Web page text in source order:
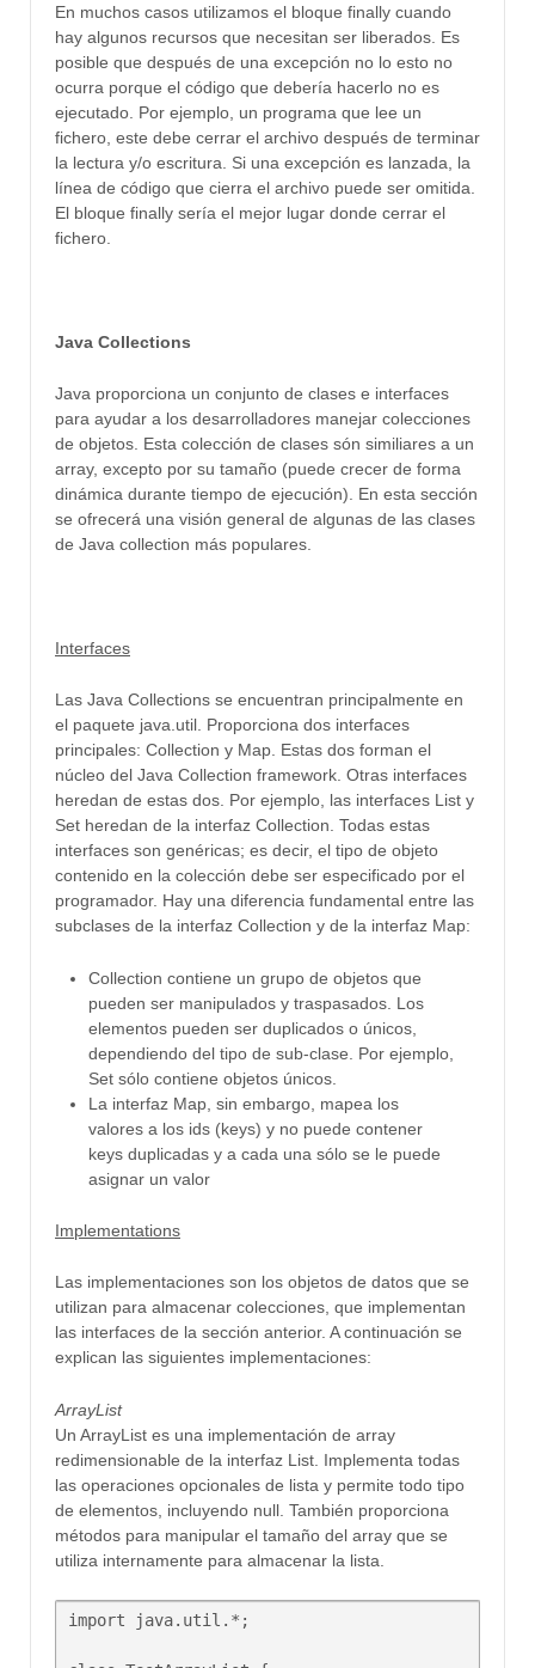
En muchos casos utilizamos el bloque finally cuando
hay algunos recursos que necesitan ser liberados. Es
posible que después de una excepción no lo esto no
ocurra porque el código que debería hacerlo no es
ejecutado. Por ejemplo, un programa que lee un
fichero, este debe cerrar el archivo después de terminar
la lectura y/o escritura. Si una excepción es lanzada, la
línea de código que cierra el archivo puede ser omitida.
El bloque finally sería el mejor lugar donde cerrar el
fichero.
Java Collections
Java proporciona un conjunto de clases e interfaces
para ayudar a los desarrolladores manejar colecciones
de objetos Esta colección de clases són similiares a un
array, excepto por su tamaño (puede crecer de forma
dinámica durante tiempo de ejecución)
En esta sección
se ofrecerá una visión general de algunas de las clases
de Java collection más populares
Interfaces
Las Java Collections se encuentran principalmente en
el paquete java.util. Proporciona dos interfaces
principales: Collection y Map. Estas dos forman el
núcleo del Java Collection framework. Otras interfaces
heredan de estas dos. Por ejemplo, las interfaces List y
Set heredan de la interfaz Collection. Todas estas
interfaces son genéricas; es decir, el tipo de objeto
contenido en la colección debe ser especificado por el
programador. Hay una diferencia fundamental entre las
subclases de la interfaz Collection y de la interfaz Map:
Collection contiene un grupo de objetos que
pueden ser manipulados y traspasados Los
elementos pueden ser duplicados o únicos
dependiendo del tipo de sub-clase. Por ejemplo
Set sólo contiene objetos únicos
La interfaz Map, sin embargo, mapea los
valores a los ids (keys) y no puede contener
keys duplicadas y a cada una sólo se le puede
asignar un valor
Implementations
Las implementaciones son los objetos de datos que se
utilizan para almacenar colecciones, que implementan
las interfaces de la sección anterior. A continuación se
explican las siguientes implementaciones:
ArrayList
Un ArrayList es una implementación de array
redimensionable de la interfaz List. Implementa todas
las operaciones opcionales de lista y permite todo tipo
de elementos, incluyendo null También proporciona
métodos para manipular el tamaño del array que se
utiliza internamente para almacenar la lista
import java.util.*;